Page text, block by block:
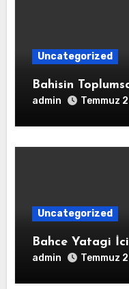
Uncategorized
Bahisin
admin Temmuz
Uncategorized
Bahce Yatagi
admin Temmuz